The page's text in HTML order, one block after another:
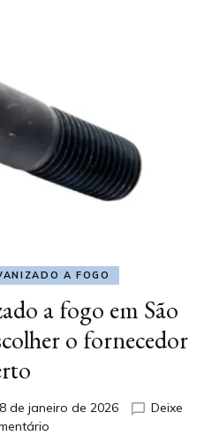
A FOGO
a fogo em São
o fornecedor
de janeiro de 2026
Deixe
em